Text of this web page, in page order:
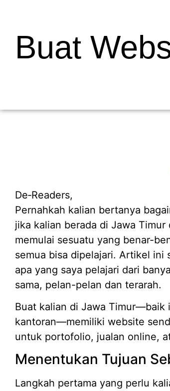
Buat
De‑Readers,
Pernahkah kalian bertanya
jika kalian berada di Jawa
memulai sesuatu yang benar-
semua bisa dipelajari. Artikel ini
apa yang saya pelajari dari
sama, pelan-pelan dan terarah.
Buat kalian di Jawa Timur—baik
kantoran—memiliki website
untuk portofolio, jualan online,
Menentukan Tujuan
Langkah pertama yang perlu